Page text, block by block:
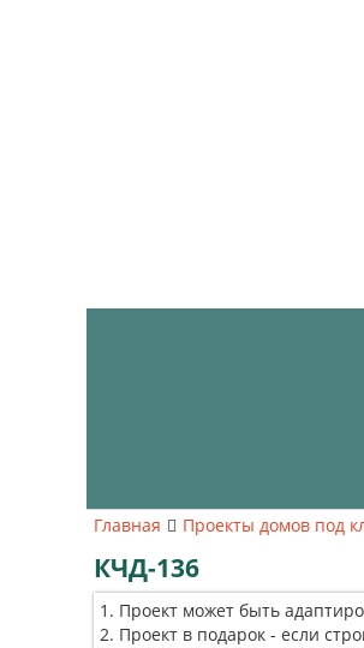
Главная Проекты домов под
КЧД-136
Проект может быть
Проект в подарок - если